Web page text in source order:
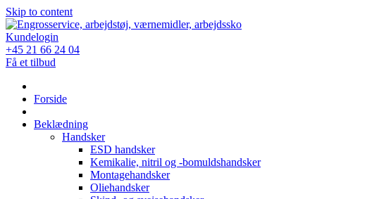
Skip to content
Kundelogin
+45 21 66 24 04
Få et tilbud
Forside
Beklædning
Handsker
ESD handsker
Kemikalie, nitril og -bomuldshandsker
Montagehandsker
Oliehandsker